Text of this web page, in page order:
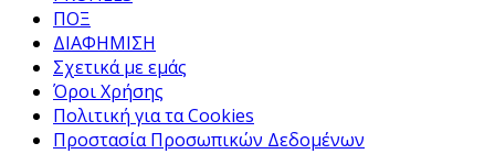
ΠΟΞ
ΔΙΑΦΗΜΙΣΗ
Σχετικά με εμάς
Όροι Χρήσης
Πολιτική για τα Cookies
Προστασία Προσωπικών Δεδομένων